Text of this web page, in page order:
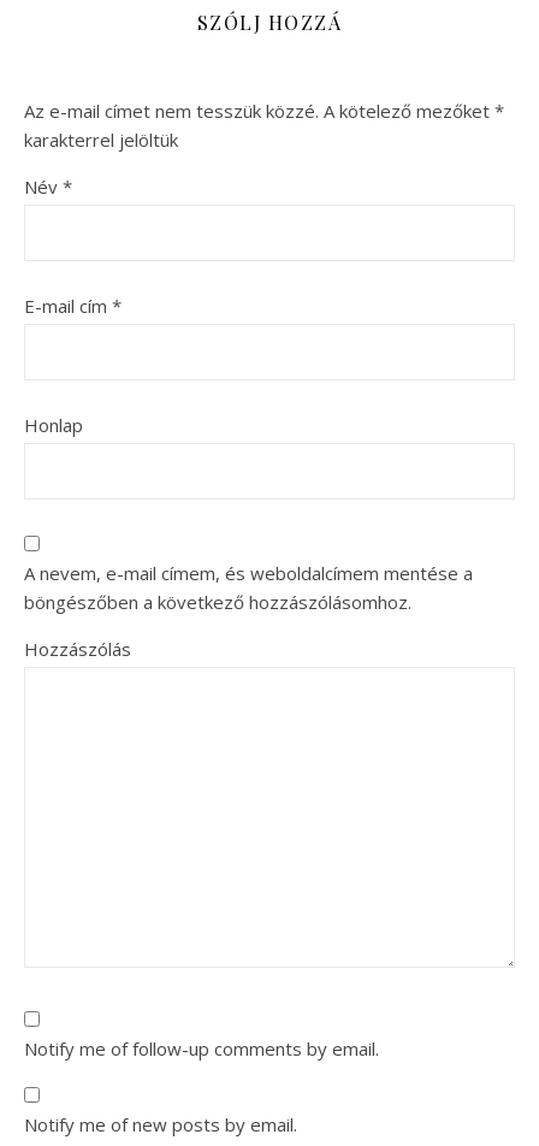
SZÓLJ HOZZÁ
Az e-mail címet nem tesszük közzé. A kötelező mezőket *
karakterrel jelöltük
Név *
E-mail cím *
Honlap
A nevem, e-mail címem, és weboldalcímem mentése a
böngészőben a következő hozzászólásomhoz.
Hozzászólás
Notify me of follow-up comments by email.
Notify me of new posts by email.